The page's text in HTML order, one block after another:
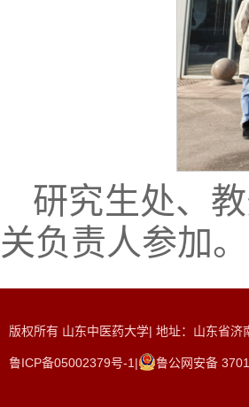
研究生处、
关负责人参加。
版权所有 山东中医药大学| 地址：山东省
鲁ICP备05002379号-1| 鲁公网安备